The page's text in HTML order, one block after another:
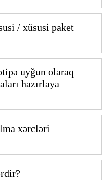
/ xüsusi paket
uyğun olaraq
hazırlaya
xərcləri